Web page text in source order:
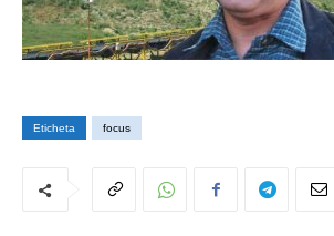
Eticheta focus